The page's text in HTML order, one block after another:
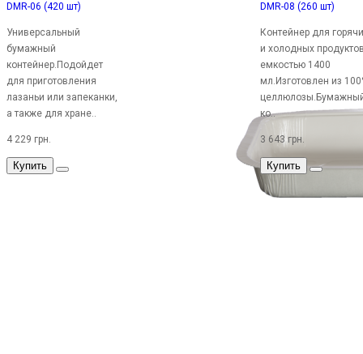
DMR-06 (420 шт)
Универсальный
бумажный
контейнер.Подойдет
для приготовления
лазаньи или запеканки,
а также для хране..
4 229 грн.
Купить
DMR-08 (260 шт)
Контейнер для
и холодных
емкостью 1400
мл.Изготовлен из
ко..
3 643 грн.
Купить